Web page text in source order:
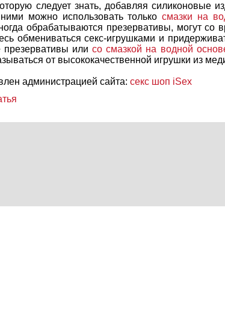
следует знать, добавляя силиконовые
можно использовать толькосмазки на
обрабатываются презервативы, могут со
обмениваться секс-игрушками и
презервативы илисо смазкой на водной
от высококачественной игрушки из
администрацией сайта: секс шоп iSex